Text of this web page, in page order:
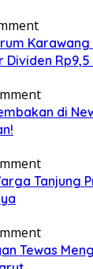
Karawang
Dividen
di
Tanjung
Tewas